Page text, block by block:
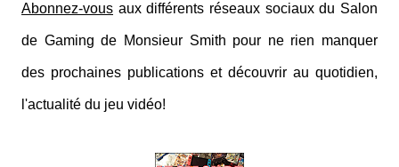
Abonnez-vous aux différents réseaux sociaux du Salon
de Gaming de Monsieur Smith pour ne rien manquer
des prochaines publications et découvrir au quotidien,
l'actualité du jeu vidéo!